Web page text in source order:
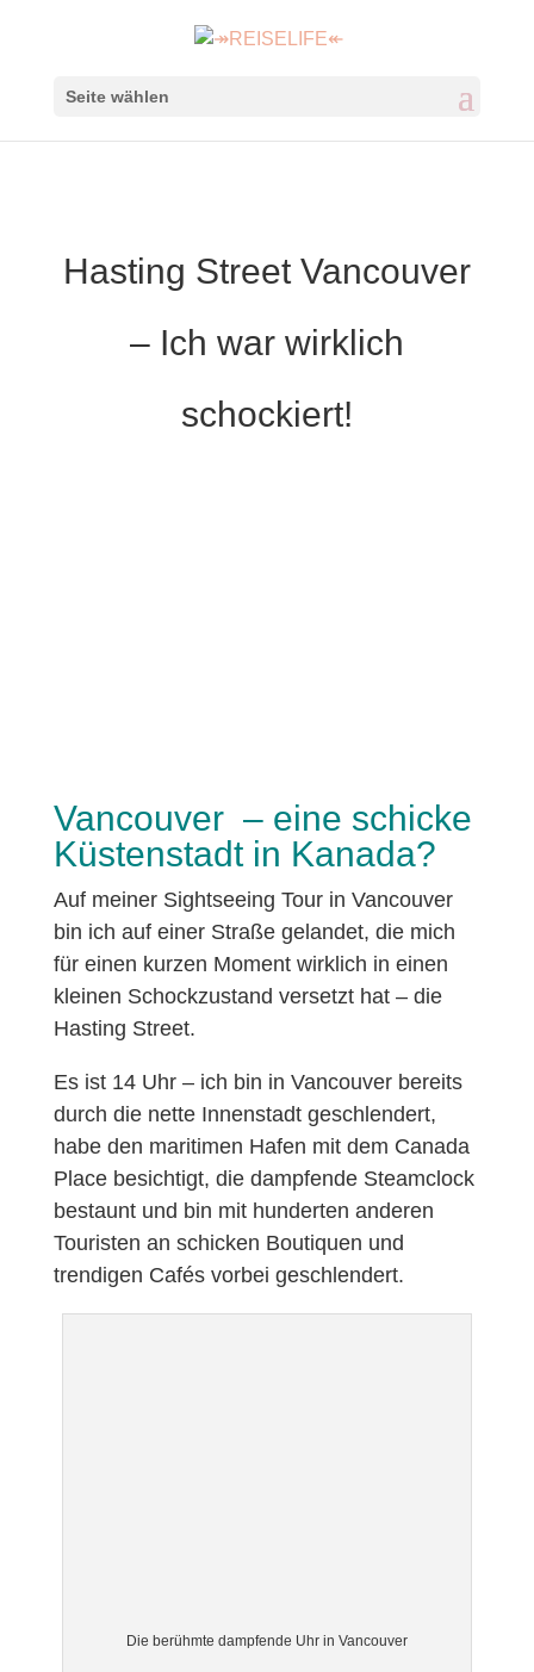
Seite wählen
Hasting Street Vancouver
– Ich war wirklich
schockiert!
Vancouver – eine schicke
Küstenstadt in Kanada?
Auf meiner Sightseeing Tour in Vancouver
bin ich auf einer Straße gelandet, die mich
für einen kurzen Moment wirklich in einen
kleinen Schockzustand versetzt hat – die
Hasting Street.
Es ist 14 Uhr – ich bin in Vancouver bereits
durch die nette Innenstadt geschlendert,
habe den maritimen Hafen mit dem Canada
Place besichtigt, die dampfende Steamclock
bestaunt und bin mit hunderten anderen
Touristen an schicken Boutiquen und
trendigen Cafés vorbei geschlendert.
Die berühmte dampfende Uhr in Vancouver